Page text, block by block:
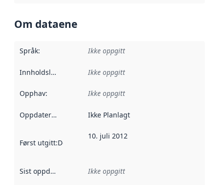
Om dataene
Språk: Ikke oppgitt
Innholdsleverandører :
Ikke oppgitt
Opphav: Ikke oppgitt
Oppdateringsfrekvens :
Ikke Planlagt
Først utgitt:Denne datoen sier når dataene i dette
10. juli 2012
Sist oppdatert Ikke oppgitt